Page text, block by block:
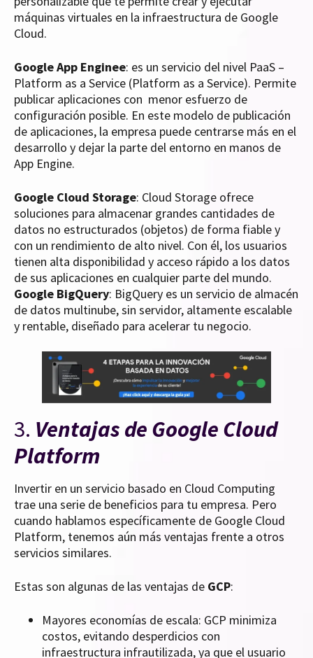
máquinas virtuales en la infraestructura de Google
Cloud.
Google App Enginee: es un servicio del nivel PaaS –
Platform as a Service (Platform as a Service). Permite
publicar aplicaciones con menor esfuerzo de
configuración posible. En este modelo de publicación
de aplicaciones, la empresa puede centrarse más en el
desarrollo y dejar la parte del entorno en manos de
App Engine.
Google Cloud Storage: Cloud Storage ofrece
soluciones para almacenar grandes cantidades de
datos no estructurados (objetos) de forma fiable y
con un rendimiento de alto nivel. Con él, los usuarios
tienen alta disponibilidad y acceso rápido a los datos
de sus aplicaciones en cualquier parte del mundo.
Google BigQuery: BigQuery es un servicio de almacén
de datos multinube, sin servidor, altamente escalable
y rentable, diseñado para acelerar tu negocio.
3. Ventajas de Google Cloud
Platform
Invertir en un servicio basado en Cloud Computing
trae una serie de beneficios para tu empresa. Pero
cuando hablamos específicamente de Google Cloud
Platform, tenemos aún más ventajas frente a otros
servicios similares.
Estas son algunas de las ventajas de GCP:
Mayores economías de escala: GCP minimiza
costos, evitando desperdicios con
infraestructura infrautilizada, ya que el usuario